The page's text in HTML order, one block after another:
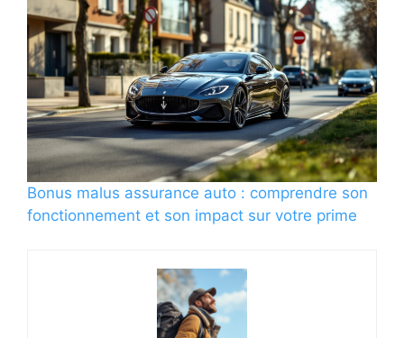
Bonus malus assurance auto : comprendre son
fonctionnement et son impact sur votre prime